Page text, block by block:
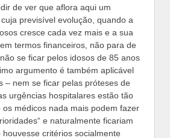
de ver que aflora aqui um
previsível evolução, quando a
cresce cada vez mais e a sua
termos financeiros, não para de
se ficar pelos idosos de 85 anos
argumento é também aplicável
– nem se ficar pelas próteses de
urgências hospitalares estão tão
os médicos nada mais podem fazer
e naturalmente ficariam
critérios socialmente